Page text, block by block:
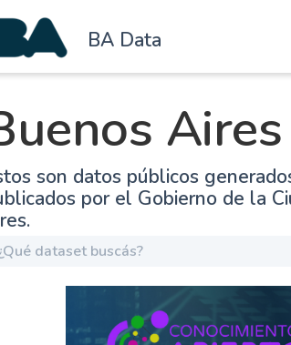
BA Data
son datos públicos
por el Gobierno de la